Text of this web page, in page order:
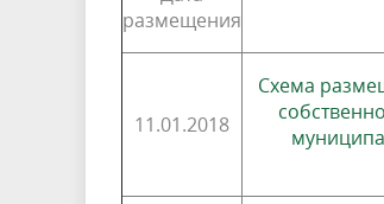
размещения
11.01.2018
Схема